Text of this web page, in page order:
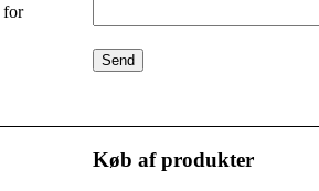
for
Køb af produkter